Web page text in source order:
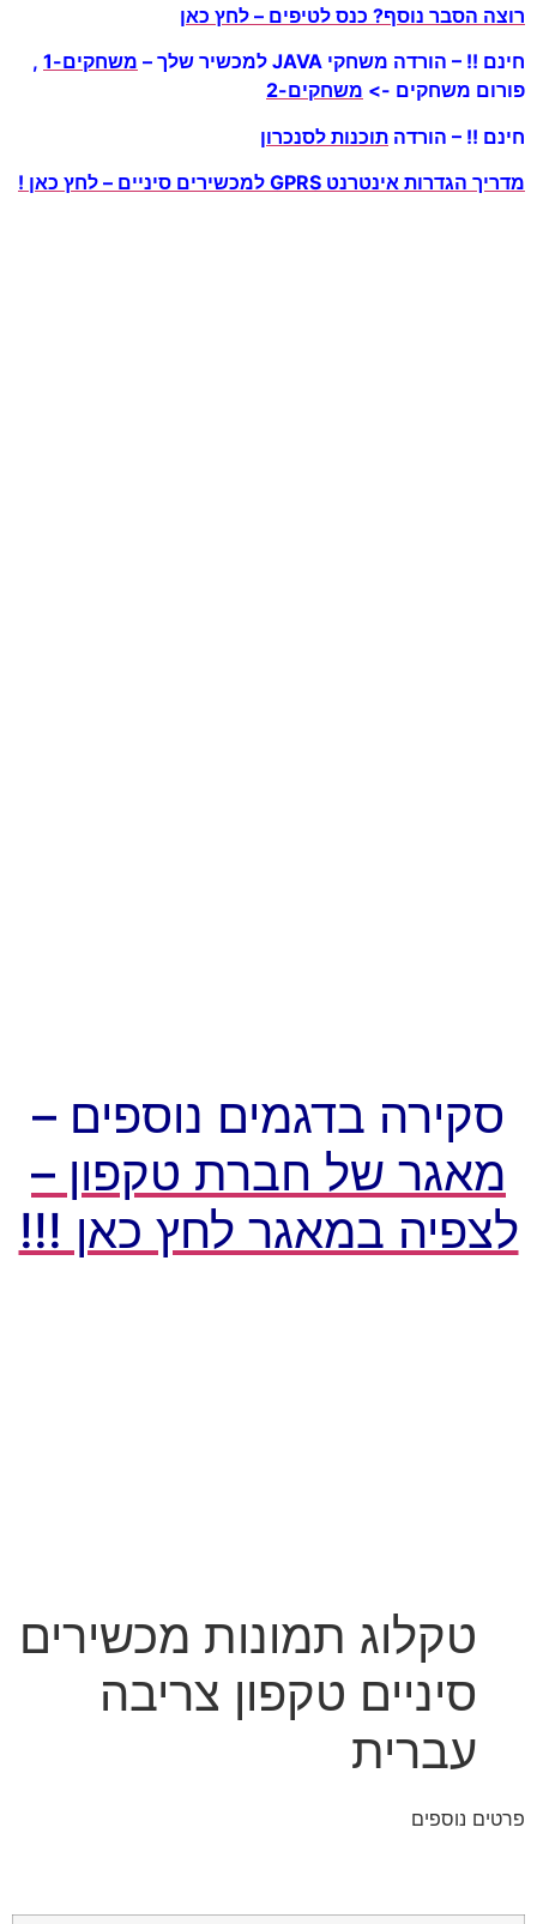
רוצה הסבר נוסף? כנס לטיפים – לחץ כאן
חינם !! – הורדה משחקי JAVA למכשיר שלך –
משחקים-1
,
פורום משחקים -> משחקים-2
חינם !! – הורדה תוכנות לסנכרון
מדריך הגדרות אינטרנט GPRS למכשירים סיניים – לחץ כאן !
סקירה בדגמים נוספים –
מאגר של חברת טקפון –
לצפיה במאגר לחץ כאן !!!
טקלוג תמונות מכשירים
סיניים טקפון צריבה
עברית
פרטים נוספים